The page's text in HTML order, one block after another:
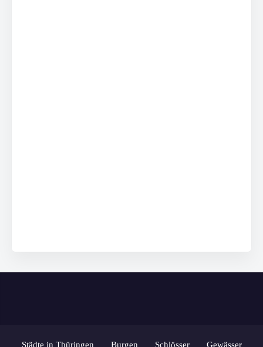
Städte in Thüringen Burgen Schlösser Gewässer